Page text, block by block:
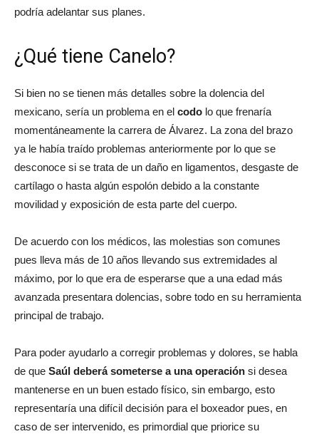
podría adelantar sus planes.
¿Qué tiene Canelo?
Si bien no se tienen más detalles sobre la dolencia del
mexicano, sería un problema en el codo lo que frenaría
momentáneamente la carrera de Álvarez. La zona del brazo
ya le había traído problemas anteriormente por lo que se
desconoce si se trata de un daño en ligamentos, desgaste de
cartílago o hasta algún espolón debido a la constante
movilidad y exposición de esta parte del cuerpo.
De acuerdo con los médicos, las molestias son comunes
pues lleva más de 10 años llevando sus extremidades al
máximo, por lo que era de esperarse que a una edad más
avanzada presentara dolencias, sobre todo en su herramienta
principal de trabajo.
Para poder ayudarlo a corregir problemas y dolores, se habla
de que Saúl deberá someterse a una operación si desea
mantenerse en un buen estado físico, sin embargo, esto
representaría una difícil decisión para el boxeador pues, en
caso de ser intervenido, es primordial que priorice su